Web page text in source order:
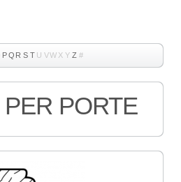
P Q R S T U VW X Y Z #
PORTE